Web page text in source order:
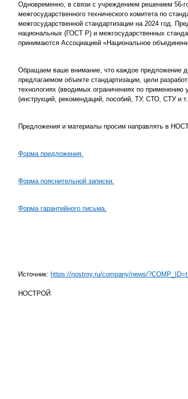
Одновременно, в связи с учреждением решением 56-
межгосударственного технического комитета по
межгосударственной стандартизации на 2024 год.
национальных (ГОСТ Р) и межгосударственных
принимаются Ассоциацией «Национальное
Обращаем ваше внимание, что каждое предложение
предлагаемом объекте стандартизации, цели
технологиях (вводимых ограничениях по применению
(инструкций, рекомендаций, пособий, ТУ, СТО, СТУ и
Предложения и материалы просим направлять в
Форма предложения.
Форма пояснительной записки.
Форма гарантийного письма.
Источник: https://nostroy.ru/company/news/
НОСТРОЙ